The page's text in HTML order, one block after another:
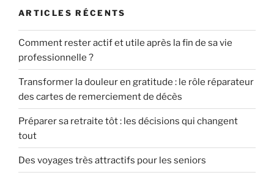
ARTICLES RÉCENTS
Comment rester actif et utile après la fin de sa vie
professionnelle ?
Transformer la douleur en gratitude : le rôle réparateur
des cartes de remerciement de décès
Préparer sa retraite tôt : les décisions qui changent
tout
Des voyages très attractifs pour les seniors